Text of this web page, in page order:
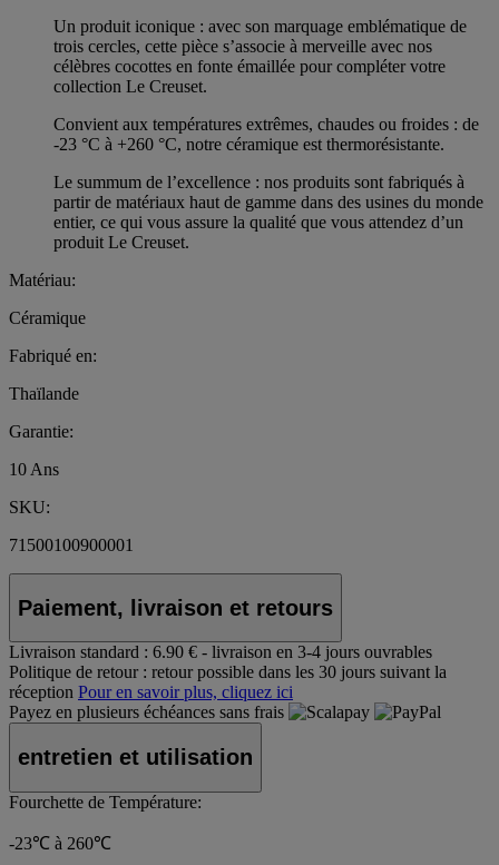
Un produit iconique : avec son marquage emblématique de
trois cercles, cette pièce s’associe à merveille avec nos
célèbres cocottes en fonte émaillée pour compléter votre
collection Le Creuset.
Convient aux températures extrêmes, chaudes ou froides : de
-23 °C à +260 °C, notre céramique est thermorésistante.
Le summum de l’excellence : nos produits sont fabriqués à
partir de matériaux haut de gamme dans des usines du monde
entier, ce qui vous assure la qualité que vous attendez d’un
produit Le Creuset.
Matériau:
Céramique
Fabriqué en:
Thaïlande
Garantie:
10 Ans
SKU:
71500100900001
Paiement, livraison et retours
Livraison standard : 6.90 € - livraison en 3-4 jours ouvrables
Politique de retour : retour possible dans les 30 jours suivant la
réception Pour en savoir plus, cliquez ici
Payez en plusieurs échéances sans frais
entretien et utilisation
Fourchette de Température:
-23℃ à 260℃